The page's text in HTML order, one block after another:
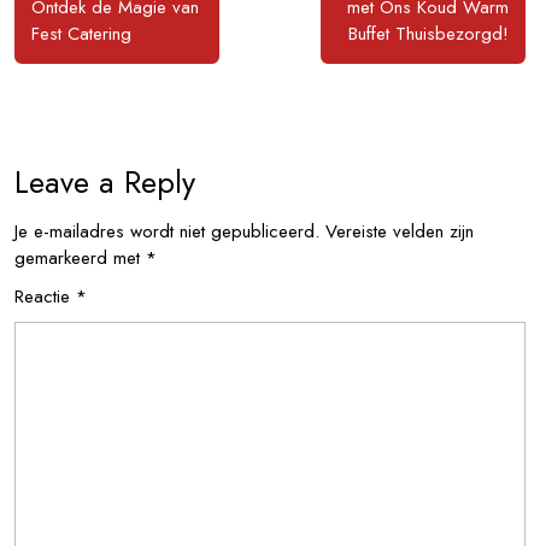
Ontdek de Magie van
Fest Catering
met Ons Koud Warm
Buffet Thuisbezorgd!
Leave a Reply
Je e-mailadres wordt niet gepubliceerd. Vereiste velden zijn
gemarkeerd met *
Reactie *